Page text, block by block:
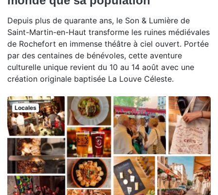
Depuis plus de quarante ans, le Son & Lumière de
Saint-Martin-en-Haut transforme les ruines médiévales
de Rochefort en immense théâtre à ciel ouvert. Portée
par des centaines de bénévoles, cette aventure
culturelle unique revient du 10 au 14 août avec une
création originale baptisée La Louve Céleste.
Locales